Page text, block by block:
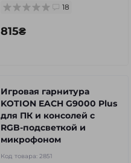
18
815₴
Игровая гарнитура
KOTION EACH G9000 Plus
для ПК и консолей с
RGB-подсветкой и
микрофоном
Код товара: 2851